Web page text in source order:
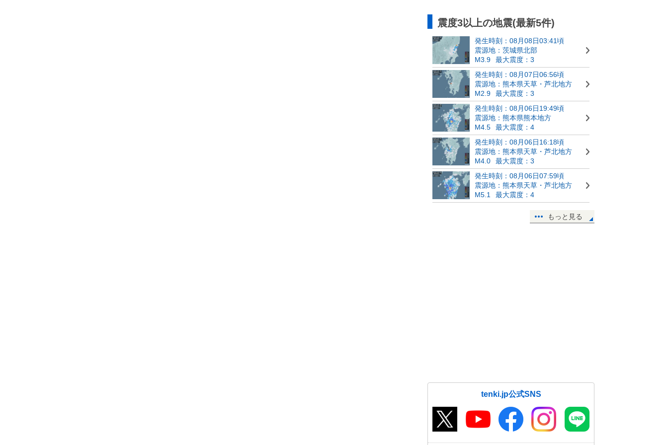
震度3以上の地震(最新5件)
発生時刻：08月08日03:41頃
震源地：茨城県北部
M3.9
最大震度：3
発生時刻：08月07日06:56頃
震源地：熊本県天草・芦北地方
M2.9
最大震度：3
発生時刻：08月06日19:49頃
震源地：熊本県熊本地方
M4.5
最大震度：4
発生時刻：08月06日16:18頃
震源地：熊本県天草・芦北地方
M4.0
最大震度：3
発生時刻：08月06日07:59頃
震源地：熊本県天草・芦北地方
M5.1
最大震度：4
もっと見る
tenki.jp公式SNS